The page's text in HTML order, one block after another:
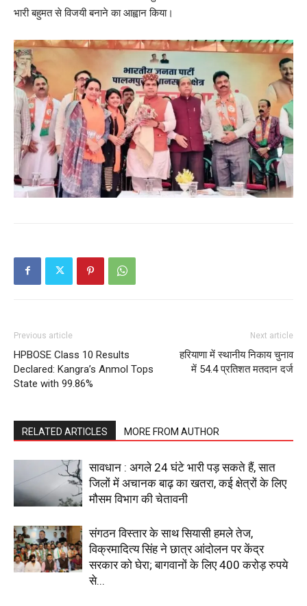
SUBSCRIBE NOW
Company
About
My account
भारी बहुमत से विजयी बनाने का आह्वान किया।
Previous article
HPBOSE Class 10 Results
Declared: Kangra’s Anmol Tops
State with 99.86%
Next article
हरियाणा में स्थानीय निकाय चुनाव
में 54.4 प्रतिशत मतदान दर्ज
RELATED ARTICLES MORE FROM AUTHOR
सावधान : अगले 24 घंटे भारी पड़ सकते हैं, सात
जिलों में अचानक बाढ़ का खतरा, कई क्षेत्रों के लिए
मौसम विभाग की चेतावनी
संगठन विस्तार के साथ सियासी हमले तेज,
विक्रमादित्य सिंह ने छात्र आंदोलन पर केंद्र
सरकार को घेरा; बागवानों के लिए 400 करोड़ रुपये
से...